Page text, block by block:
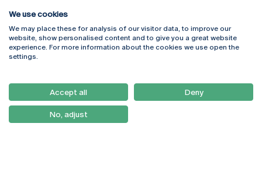
Rua Diogo Botelho 1327
4169-005 Porto
+351 226 196 240
Campus Online
Webmail
Como Chegar
Newsletter
We use cookies
We may place these for analysis of our visitor data, to improve our
website, show personalised content and to give you a great website
experience. For more information about the cookies we use open the
settings.
Accept all Deny
No, adjust